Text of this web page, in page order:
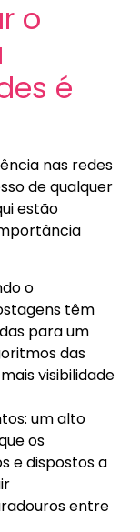
o
é
nas redes
de qualquer
estão
o
têm
para um
das
visibilidade
um alto
os
e dispostos a
entre